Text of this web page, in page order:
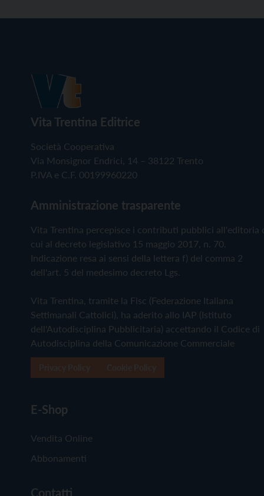
Vita Trentina Editrice
Società Cooperativa
Via Monsignor Endrici, 14 – 38122 Trento
P.IVA e C.F. 00199960220
Amministrazione trasparente
Vita Trentina percepisce i contributi pubblici all'editoria
cui al decreto legislativo 15 maggio 2017, n. 70.
Indicazione resa ai sensi della lettera f) del comma 2
dell'art. 5 del medesimo decreto Lgs.
Vita Trentina, tramite la Fisc (Federazione Italiana
Settimanali Cattolici), ha aderito allo IAP (Istituto
dell'Autodisciplina Pubblicitaria) accettando il Codice di
Autodisciplina della Comunicazione Commerciale
E-Shop
Vendita Online
Abbonamenti
Contatti